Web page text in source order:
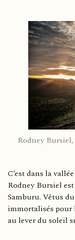
Rodney
C’est dans la
Rodney Bursiel
Samburu. Vêtus
immortalisés pour
au lever du soleil